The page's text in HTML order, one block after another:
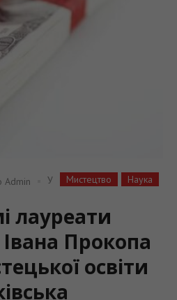
Admin У Мистецтво Наука
лауреати
Івана Прокопа
освіти